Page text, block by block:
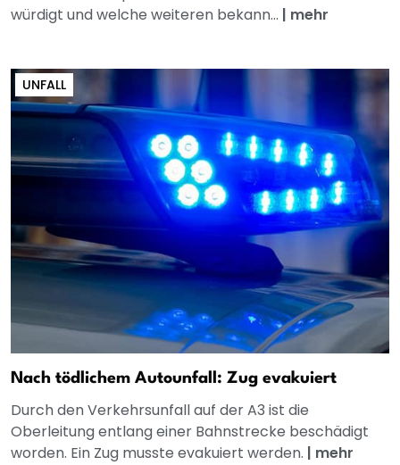
würdigt und welche weiteren bekann... | mehr
UNFALL
Nach tödlichem Autounfall: Zug evakuiert
Durch den Verkehrsunfall auf der A3 ist die
Oberleitung entlang einer Bahnstrecke beschädigt
worden. Ein Zug musste evakuiert werden. | mehr